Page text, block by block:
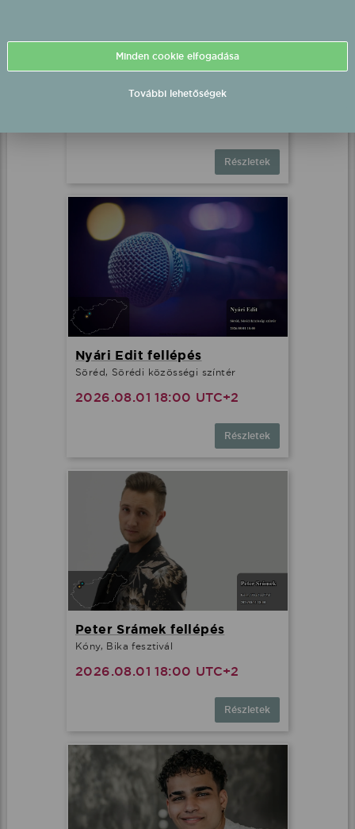
Pápoc, Szabadtéri színpad
Részletek
Nyári Edit fellépés
Söréd, Sörédi közösségi színtér
2026.08.01 18:00 UTC+2
Részletek
Peter Srámek fellépés
Kóny, Bika fesztivál
2026.08.01 18:00 UTC+2
Részletek
Minden cookie elfogadása
További lehetőségek